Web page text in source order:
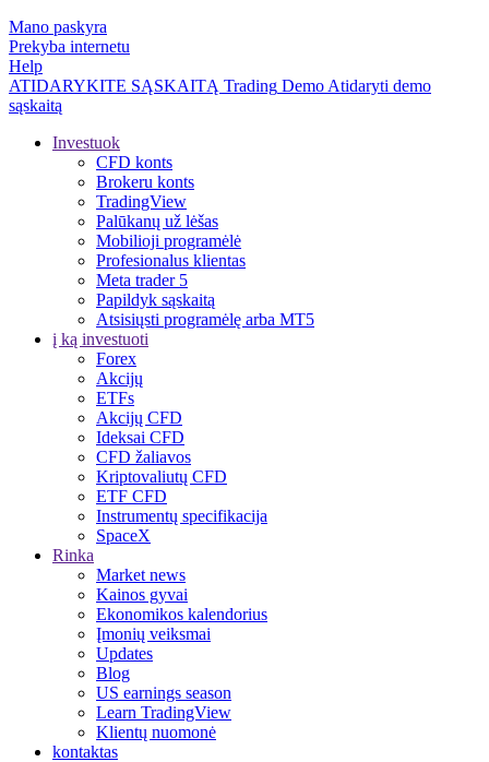
Mano paskyra
Prekyba internetu
Help
ATIDARYKITE SĄSKAITĄ Trading Demo Atidaryti demo
sąskaitą
Investuok
CFD konts
Brokeru konts
TradingView
Palūkanų už lėšas
Mobilioji programėlė
Profesionalus klientas
Meta trader 5
Papildyk sąskaitą
Atsisiųsti programėlę arba MT5
į ką investuoti
Forex
Akcijų
ETFs
Akcijų CFD
Ideksai CFD
CFD žaliavos
Kriptovaliutų CFD
ETF CFD
Instrumentų specifikacija
SpaceX
Rinka
Market news
Kainos gyvai
Ekonomikos kalendorius
Įmonių veiksmai
Updates
Blog
US earnings season
Learn TradingView
Klientų nuomonė
kontaktas